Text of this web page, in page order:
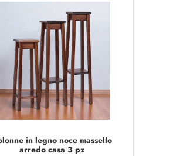
in legno noce massello
arredo casa 3 pz